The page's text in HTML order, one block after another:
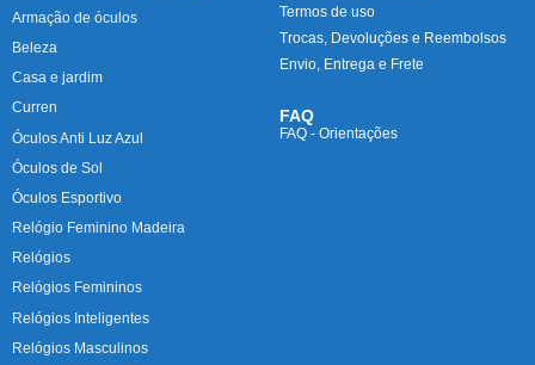
Armação de óculos
Beleza
Casa e jardim
Curren
Óculos Anti Luz Azul
Óculos de Sol
Óculos Esportivo
Relógio Feminino Madeira
Relógios
Relógios Femininos
Relógios Inteligentes
Relógios Masculinos
Termos de uso
Trocas, Devoluções e Reembolsos
Envio, Entrega e Frete
FAQ
FAQ - Orientações